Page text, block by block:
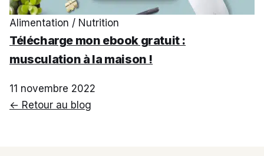
Alimentation / Nutrition
Télécharge mon ebook gratuit :
musculation à la maison !
11 novembre 2022
← Retour au blog